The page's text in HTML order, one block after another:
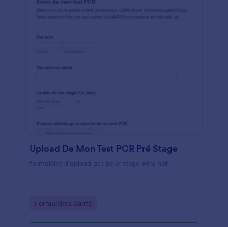
Upload De Mon Test PCR Pré Stage
formulaire d'upload pcr pour stage wim hof
Go to Category:
Formulaires Santé